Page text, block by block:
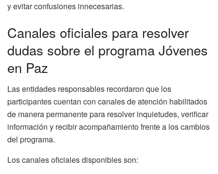
y evitar confusiones innecesarias.
Canales oficiales para resolver
dudas sobre el programa Jóvenes
en Paz
Las entidades responsables recordaron que los
participantes cuentan con canales de atención habilitados
de manera permanente para resolver inquietudes, verificar
información y recibir acompañamiento frente a los cambios
del programa.
Los canales oficiales disponibles son: